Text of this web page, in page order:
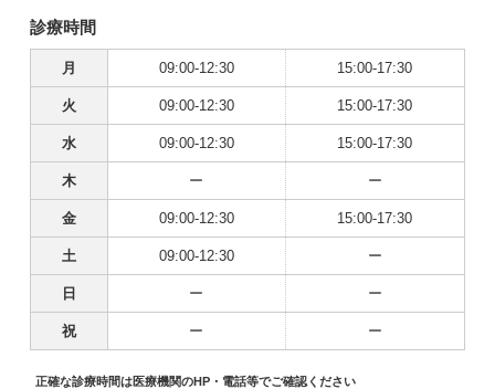
診療時間
月 09:00-12:30 15:00-17:30
火 09:00-12:30 15:00-17:30
水 09:00-12:30 15:00-17:30
木 ー ー
金 09:00-12:30 15:00-17:30
土 09:00-12:30 ー
日 ー ー
祝 ー ー
正確な診療時間は医療機関のHP・電話等でご確認ください